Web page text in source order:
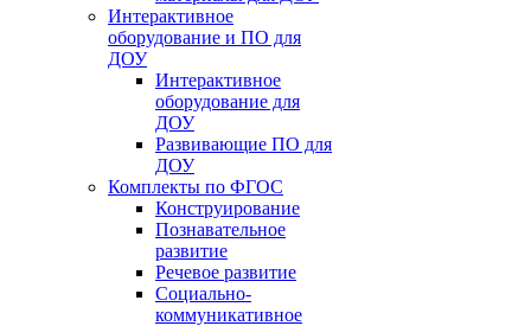
Интерактивное
оборудование и ПО для
ДОУ
Интерактивное
оборудование для
ДОУ
Развивающие ПО для
ДОУ
Комплекты по ФГОС
Конструирование
Познавательное
развитие
Речевое развитие
Социально-
коммуникативное